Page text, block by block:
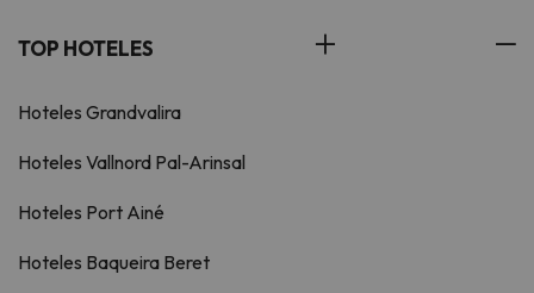
TOP HOTELES
Hoteles Grandvalira
Hoteles Vallnord Pal-Arinsal
Hoteles Port Ainé
Hoteles Baqueira Beret